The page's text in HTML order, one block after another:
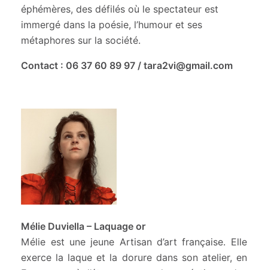
éphémères, des défilés où le spectateur est
immergé dans la poésie, l’humour et ses
métaphores sur la société.
Contact : 06 37 60 89 97 / tara2vi@gmail.com
Mélie Duviella – Laquage or
Mélie est une jeune Artisan d’art française. Elle
exerce la laque et la dorure dans son atelier, en